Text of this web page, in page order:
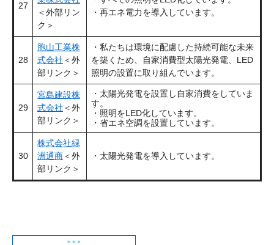
27
＜外部リン
ク＞
・再エネ電力を導入しています。
28
胞山工業株
式会社 ＜外
部リンク＞
・私たちは環境に配慮した持続可能な未来
を築くため、自家消費型太陽光発電、LED
照明の設置に取り組んでいます。
29
宮島建設株
式会社 ＜外
部リンク＞
・太陽光発電を設置し自家消費をしていま
す。
・照明をLED化しています。
・省エネ空調を設置しています。
30
株式会社緑
洲通商＜外
部リンク＞
・太陽光発電を導入しています。